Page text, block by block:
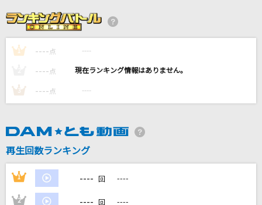
アイノカタチ feat.HIDE(GReeeeN)
Misia
BUCK-TICK
T.M.Revolution
[生音]津軽海峡・冬景色
石川さゆり
1 ---- 点 ----
---- 点 ----
3 ---- 点 ----
再生回数ランキング
1 ---- 回 ----
2 ---- 回 ----